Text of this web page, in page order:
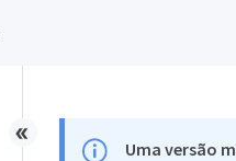
Uma versão